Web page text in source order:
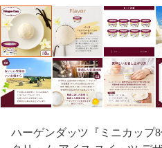
ハーゲンダッツ『ミニカップ